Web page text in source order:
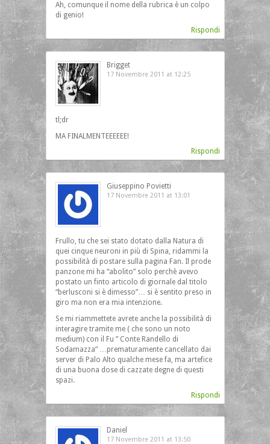
Ah, comunque il nome della rubrica è un colpo
di genio!
Rispondi
Brigget
17 Novembre 2011 at 12:25
tl;dr
MA FINALMENTEEEEEE!
Rispondi
Giuseppino Povietti
17 Novembre 2011 at 13:01
Frullo, tu che sei stato dotato dalla Natura di
quei cinque neuroni in più di Spina, ridammi la
possibilità di postare sulla pagina Fan. Il prode
panzone mi ha “abolito” solo perchè avevo
postato un finto articolo di giornale dal titolo
“berlusconi si è dimesso”… si è sentito preso in
giro ma non era mia intenzione.
Se mi riammettete avrete anche la possibilità di
interagire tramite me ( che sono un noto
medium) con il Fu ” Conte Randello di
Sodamazza” …prematuramente cancellato dai
server di Palo Alto qualche mese fa, ma artefice
di una buona dose di cazzate degne di questi
spazi.
Rispondi
Daniel
17 Novembre 2011 at 13:50